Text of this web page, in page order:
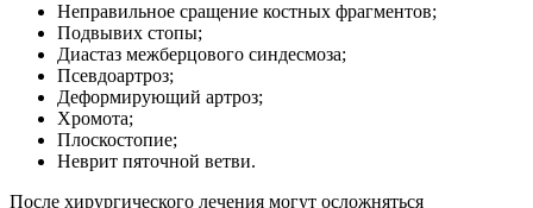
Неправильное сращение костных фрагментов;
Подвывих стопы;
Диастаз межберцового синдесмоза;
Псевдоартроз;
Деформирующий артроз;
Хромота;
Плоскостопие;
Неврит пяточной ветви.
После хирургического лечения могут осложняться